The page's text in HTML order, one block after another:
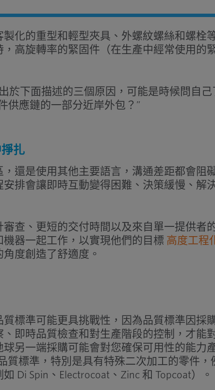
化的重型和輕型夾具、外螺紋螺絲和螺栓
高旋轉率的緊固件（在生產中經常使用的
於下面描述的三個原因，可能是時候問自己
供應鏈的一部分近岸外包？”
扎
還是使用其他主要語言，溝通差距都會阻
排會讓即時互動變得困難、決策緩慢、解
查、更短的交付時間以及來自單一提供者
器一起工作，以實現他們的目標 高度工程
角度創造了舒適度。
標準可能更具挑戰性，因為品質標準因採
即時品質檢查和對生產階段的控制，才能
另一端採購可能會對您確保可用性的能力
質標準，特別是具有特殊二次加工的零件，
Di Spin、Electrocoat、Zinc 和 Topcoat）。